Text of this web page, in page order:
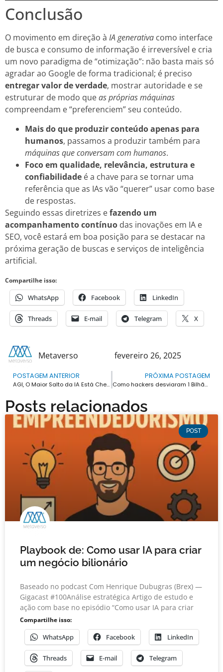
Conclusão
O movimento em direção à IA generativa como interface
de busca e consumo de informação é irreversível e cria
um novo paradigma de “otimização”: não basta mais só
agradar ao Google de forma tradicional; é preciso
entregar valor de verdade, mostrar autoridade e se
estruturar de modo queas próprias máquinas
compreendam e “preferenciem” seu conteúdo.
Mais do que produzir conteúdo apenas para
humanos, passamos a produzir também para
máquinas que conversam com humanos.
Foco em qualidade, relevância, estrutura e
confiabilidade é a chave para se tornar uma
referência que as IAs vão “querer” usar como base
de respostas.
Seguindo essas diretrizes efazendo um
acompanhamento contínuo das inovações em IA e
SEO, você estará em boa posição para se destacar na
próxima geração de buscas e serviços de inteligência
artificial.
Compartilhe isso:
WhatsApp Facebook LinkedIn
Threads E-mail Telegram X
Metaverso fevereiro 26, 2025
POSTAGEM ANTERIOR
AGI, O Maior Salto da IA Está Chegando – Sam Altman
PRÓXIMA POSTAGEM
Como hackers desviaram 1 Bilhão de conta reserva do Banco Central e o que se sabe até agora.
Posts relacionados
POST
Playbook de: Como usar IA para criar
um negócio bilionário
Baseado no podcast Com Henrique Dubugras (Brex) —
Gigacast #100Análise estratégica Artigo de estudo e
ação com base no episódio “Como usar IA para criar
Compartilhe isso:
WhatsApp Facebook LinkedIn
Threads E-mail Telegram